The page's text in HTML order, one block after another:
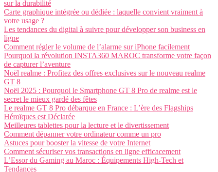
sur la durabilité
Carte graphique intégrée ou dédiée : laquelle convient vraiment à
votre usage ?
Les tendances du digital à suivre pour développer son business en
ligne
Comment régler le volume de l’alarme sur iPhone facilement
Pourquoi la révolution INSTA360 MAROC transforme votre façon
de capturer l’aventure
Noël realme : Profitez des offres exclusives sur le nouveau realme
GT 8
Noël 2025 : Pourquoi le Smartphone GT 8 Pro de realme est le
secret le mieux gardé des fêtes
Le realme GT 8 Pro débarque en France : L’ère des Flagships
Héroïques est Déclarée
Meilleures tablettes pour la lecture et le divertissement
Comment dépanner votre ordinateur comme un pro
Astuces pour booster la vitesse de votre Internet
Comment sécuriser vos transactions en ligne efficacement
L’Essor du Gaming au Maroc : Équipements High-Tech et
Tendances